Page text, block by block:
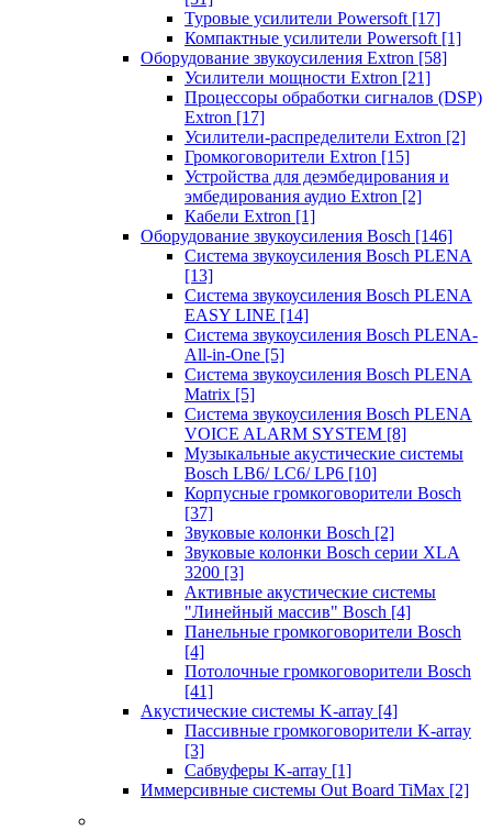
Туровые усилители Powersoft [17]
Компактные усилители Powersoft [1]
Оборудование звукоусиления Extron [58]
Усилители мощности Extron [21]
Процессоры обработки сигналов (DSP)
Extron [17]
Усилители-распределители Extron [2]
Громкоговорители Extron [15]
Устройства для деэмбедирования и
эмбедирования аудио Extron [2]
Кабели Extron [1]
Оборудование звукоусиления Bosch [146]
Система звукоусиления Bosch PLENA
[13]
Система звукоусиления Bosch PLENA
EASY LINE [14]
Система звукоусиления Bosch PLENA-
All-in-One [5]
Система звукоусиления Bosch PLENA
Matrix [5]
Система звукоусиления Bosch PLENA
VOICE ALARM SYSTEM [8]
Музыкальные акустические системы
Bosch LB6/ LC6/ LP6 [10]
Корпусные громкоговорители Bosch
[37]
Звуковые колонки Bosch [2]
Звуковые колонки Bosch серии XLA
3200 [3]
Активные акустические системы
"Линейный массив" Bosch [4]
Панельные громкоговорители Bosch
[4]
Потолочные громкоговорители Bosch
[41]
Акустические системы K-array [4]
Пассивные громкоговорители K-array
[3]
Сабвуферы K-array [1]
Иммерсивные системы Out Board TiMax [2]